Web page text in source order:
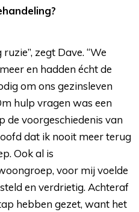
zegt Dave. “We
en hadden écht de
om ons gezinsleven
hulp vragen was een
de voorgeschiedenis van
dat ik nooit meer terug
Ook al is
voor mij voelde
en verdrietig. Achteraf
hebben gezet, want het